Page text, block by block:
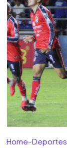
Home-Deportes